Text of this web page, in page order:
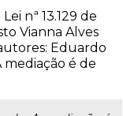
nª 13.129 de
Vianna Alves
Eduardo
mediação é de